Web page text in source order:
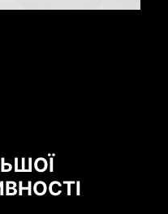
вбудований